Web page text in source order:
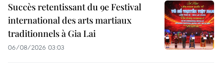
Succès retentissant du 9e Festival
international des arts martiaux
traditionnels à Gia Lai
06/08/2026 03:03